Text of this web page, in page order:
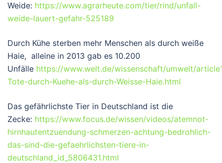
Weide: https://www.agrarheute.com/tier/rind/unfall-
weide-lauert-gefahr-525189
Durch Kühe sterben mehr Menschen als durch weiße
Haie, alleine in 2013 gab es 10.200
Unfälle https://www.welt.de/wissenschaft/umwelt/
Tote-durch-Kuehe-als-durch-Weisse-Haie.html
Das gefährlichste Tier in Deutschland ist die
Zecke: https://www.focus.de/wissen/videos/atemnot-
hirnhautentzuendung-schmerzen-achtung-bedrohlich-
das-sind-die-gefaehrlichsten-tiere-in-
deutschland_id_5806431.html